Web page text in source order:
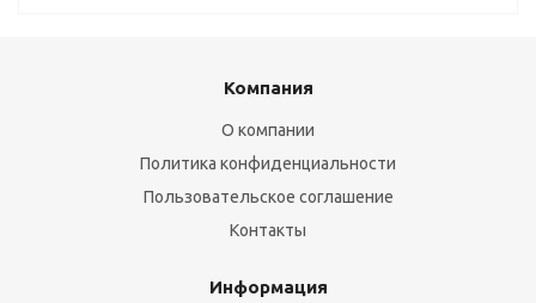
Компания
О компании
Политика конфиденциальности
Пользовательское соглашение
Контакты
Информация